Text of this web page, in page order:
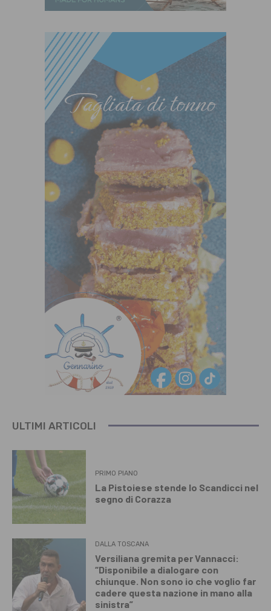
ULTIMI ARTICOLI
PRIMO PIANO
La Pistoiese stende lo Scandicci nel
segno di Corazza
DALLA TOSCANA
Versiliana gremita per Vannacci:
“Disponibile a dialogare con
chiunque. Non sono io che voglio far
cadere questa nazione in mano alla
sinistra”